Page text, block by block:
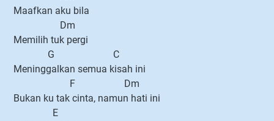
Maafkan aku bila
Dm
Memilih tuk pergi
G C
Meninggalkan semua kisah ini
F Dm
Bukan ku tak cinta, namun hati ini
E